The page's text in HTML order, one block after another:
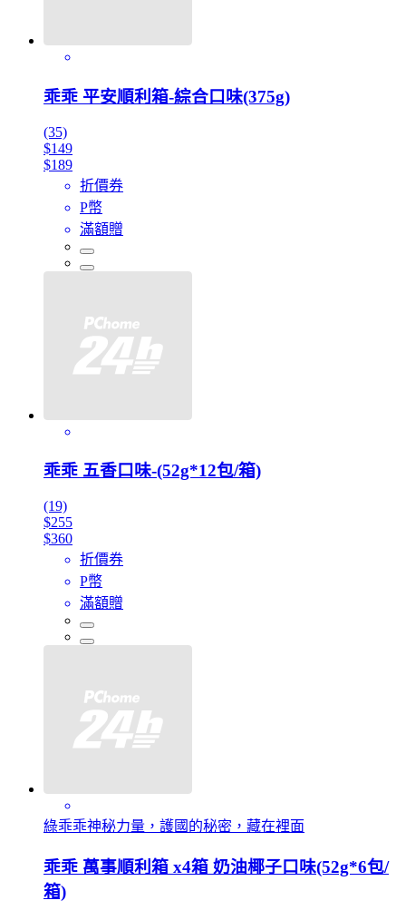
乖乖 平安順利箱-綜合口味(375g)
(35)
$149
$189
折價券
P幣
滿額贈
乖乖 五香口味-(52g*12包/箱)
(19)
$255
$360
折價券
P幣
滿額贈
綠乖乖神秘力量，護國的秘密，藏在裡面
乖乖 萬事順利箱 x4箱 奶油椰子口味(52g*6包/
箱)